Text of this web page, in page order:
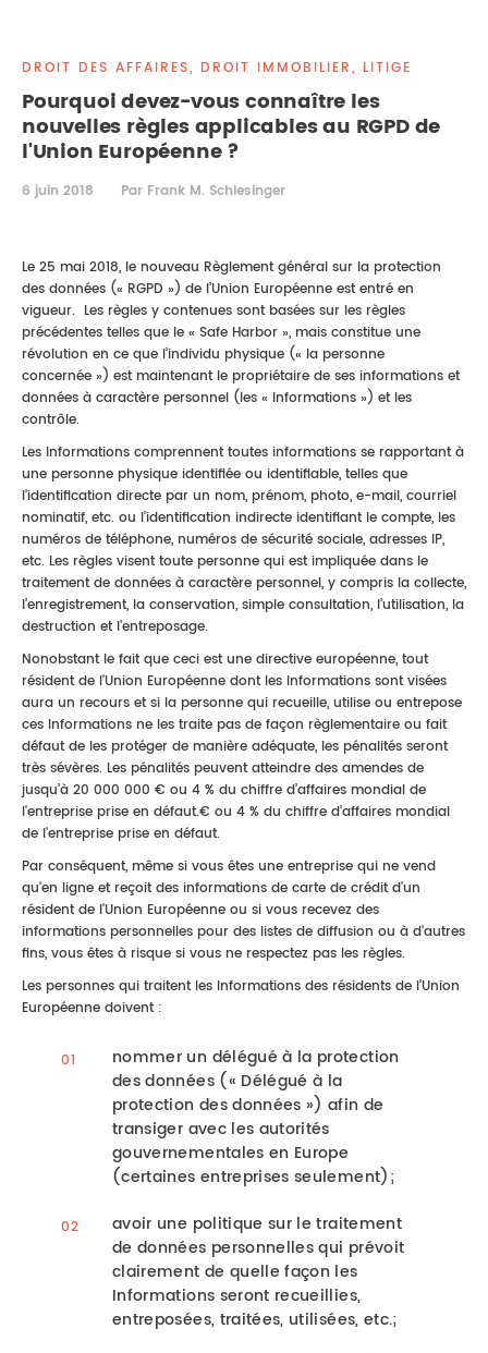
PROPRIÉTÉ INTELLECTUELLE
DROIT DE LA FAMILLE
DROIT DES AFFAIRES, DROIT IMMOBILIER, LITIGE
Pourquoi devez-vous connaître les
nouvelles règles applicables au RGPD de
l'Union Européenne ?
6 juin 2018 Par Frank M. Schlesinger
Le 25 mai 2018, le nouveau Règlement général sur la protection
des données (« RGPD ») de l’Union Européenne est entré en
vigueur. Les règles y contenues sont basées sur les règles
précédentes telles que le « Safe Harbor », mais constitue une
révolution en ce que l’individu physique (« la personne
concernée ») est maintenant le propriétaire de ses informations et
données à caractère personnel (les « Informations ») et les
contrôle.
Les Informations comprennent toutes informations se rapportant à
une personne physique identifiée ou identifiable, telles que
l’identification directe par un nom, prénom, photo, e-mail, courriel
nominatif, etc. ou l’identification indirecte identifiant le compte, les
numéros de téléphone, numéros de sécurité sociale, adresses IP,
etc. Les règles visent toute personne qui est impliquée dans le
traitement de données à caractère personnel, y compris la collecte,
l’enregistrement, la conservation, simple consultation, l’utilisation, la
destruction et l’entreposage.
Nonobstant le fait que ceci est une directive européenne, tout
résident de l'Union Européenne dont les Informations sont visées
aura un recours et si la personne qui recueille, utilise ou entrepose
ces Informations ne les traite pas de façon règlementaire ou fait
défaut de les protéger de manière adéquate, les pénalités seront
très sévères. Les pénalités peuvent atteindre des amendes de
jusqu’à 20 000 000 € ou 4 % du chiffre d’affaires mondial de
l'entreprise prise en défaut.€ ou 4 % du chiffre d’affaires mondial
de l'entreprise prise en défaut.
Par conséquent, même si vous êtes une entreprise qui ne vend
qu'en ligne et reçoit des informations de carte de crédit d'un
résident de l'Union Européenne ou si vous recevez des
informations personnelles pour des listes de diffusion ou à d'autres
fins, vous êtes à risque si vous ne respectez pas les règles.
Les personnes qui traitent les Informations des résidents de l’Union
Européenne doivent :
nommer un délégué à la protection
des données (« Délégué à la
protection des données ») afin de
transiger avec les autorités
gouvernementales en Europe
(certaines entreprises seulement);
avoir une politique sur le traitement
de données personnelles qui prévoit
clairement de quelle façon les
Informations seront recueillies,
entreposées, traitées, utilisées, etc.;